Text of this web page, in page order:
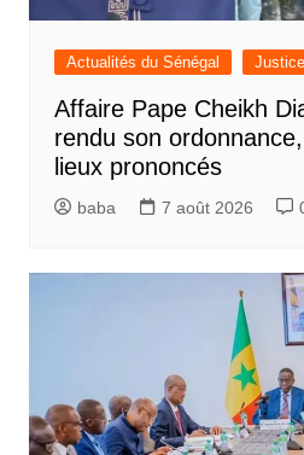
Actualités du Sénégal Justice
Affaire Pape Cheikh
rendu son
lieux prononcés
baba 7 août 2026